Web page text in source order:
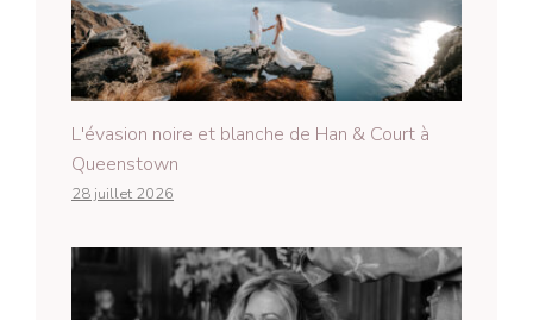
L'évasion noire et blanche de Han & Court à
Queenstown
28 juillet 2026